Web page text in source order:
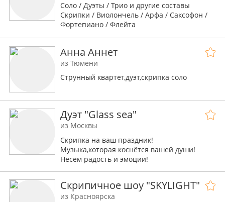
Соло / Дуэты / Трио и другие составы
Скрипки / Виолончель / Арфа / Саксофон /
Фортепиано / Флейта
профессиональных танцоров
Анна Аннет
из Тюмени
Струнный квартет,дуэт,скрипка соло
Дуэт "Glass sea"
из Москвы
Скрипка на ваш праздник!
Музыка,которая коснётся вашей души!
Несём радость и эмоции!
Скрипичное шоу "SKYLIGHT"
из Красноярска